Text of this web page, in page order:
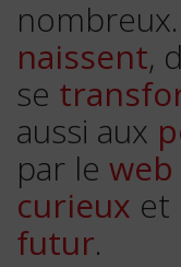
naissent,
se
aussi aux
par le web
curieux et
futur.